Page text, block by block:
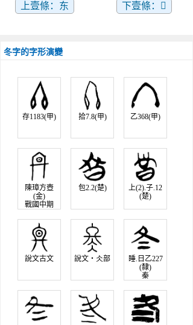
上壹條：东 下壹條：𣅈
冬字的字形演變
存1183(甲) 拾7.8(甲) 乙368(甲)
陳璋方壺
(金)
戰國中期
包2.2(楚)
上(2).子.12
(楚)
說文古文 說文‧仌部
睡.日乙227
(隸)
秦